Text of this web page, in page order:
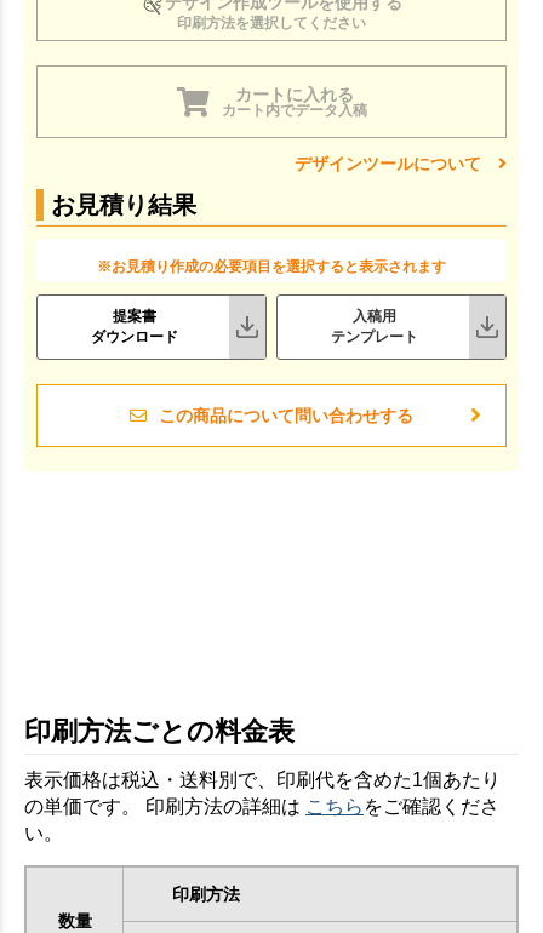
印刷方法を選択してください
カートに入れる
カート内でデータ入稿
デザインツールについて
お見積り結果
※お見積り作成の必要項目を選択すると表示されます
提案書
ダウンロード
入稿用
テンプレート
この商品について問い合わせする
印刷方法ごとの料金表
表示価格は税込・送料別で、印刷代を含めた1個あたり
の単価です。 印刷方法の詳細は こちら をご確認くださ
い。
数量
印刷方法